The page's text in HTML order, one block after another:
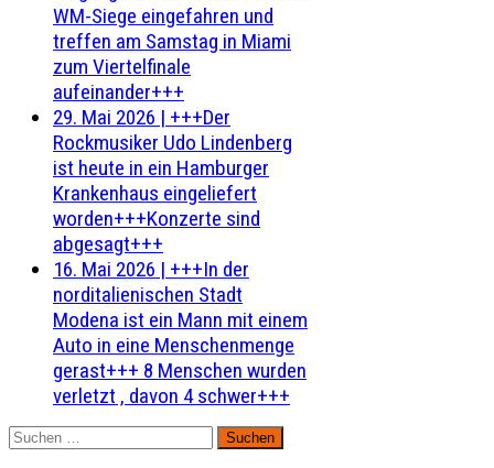
WM-Siege eingefahren und
treffen am Samstag in Miami
zum Viertelfinale
aufeinander+++
29. Mai 2026 | +++Der
Rockmusiker Udo Lindenberg
ist heute in ein Hamburger
Krankenhaus eingeliefert
worden+++Konzerte sind
abgesagt+++
16. Mai 2026 | +++In der
norditalienischen Stadt
Modena ist ein Mann mit einem
Auto in eine Menschenmenge
gerast+++ 8 Menschen wurden
verletzt , davon 4 schwer+++
Suchen
nach: